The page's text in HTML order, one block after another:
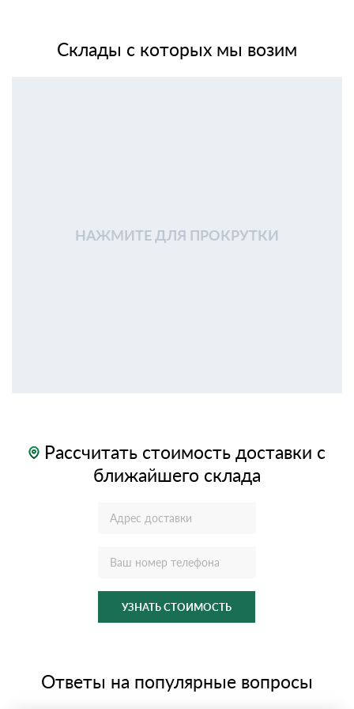
Склады с которых мы возим
НАЖМИТЕ ДЛЯ ПРОКРУТКИ
Рассчитать стоимость доставки с
ближайшего склада
УЗНАТЬ СТОИМОСТЬ
Ответы на популярные вопросы